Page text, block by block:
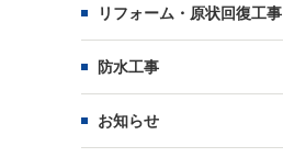
リフォーム・原状回復工事
防水工事
お知らせ